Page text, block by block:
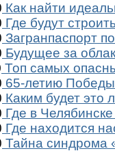
Как найти
Где будут
Загранпаспорт
Будущее за
Топ самых
65-летию
Каким будет это
Где в
Где находится
Тайна синдрома